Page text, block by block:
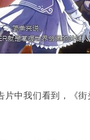
片中我们看到，《